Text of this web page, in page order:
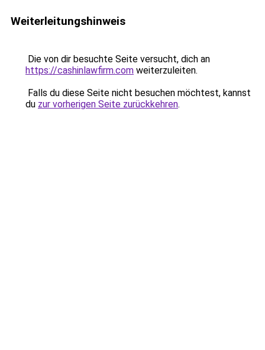
Weiterleitungshinweis
Die von dir besuchte Seite versucht, dich an
https://cashinlawfirm.com weiterzuleiten.
Falls du diese Seite nicht besuchen möchtest, kannst
du zur vorherigen Seite zurückkehren.